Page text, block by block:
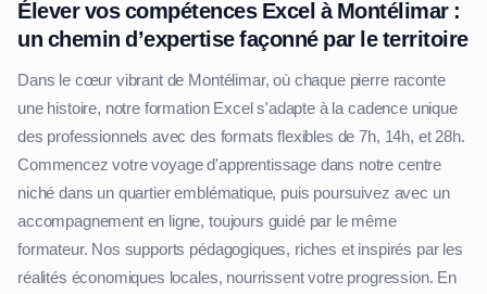
Élever vos compétences Excel à Montélimar :
un chemin d’expertise façonné par le territoire
Dans le cœur vibrant de Montélimar, où chaque pierre raconte
une histoire, notre formation Excel s'adapte à la cadence unique
des professionnels avec des formats flexibles de 7h, 14h, et 28h.
Commencez votre voyage d'apprentissage dans notre centre
niché dans un quartier emblématique, puis poursuivez avec un
accompagnement en ligne, toujours guidé par le même
formateur. Nos supports pédagogiques, riches et inspirés par les
réalités économiques locales, nourrissent votre progression. En